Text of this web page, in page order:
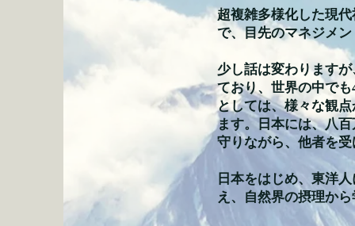
超複雑多様化した現
で、目先のマネジメ
少し話は変わります
ており、世界の中で
としては、様々な観
ます。日本には、八
守りながら、他者を
日本をはじめ、東洋
え、自然界の摂理か